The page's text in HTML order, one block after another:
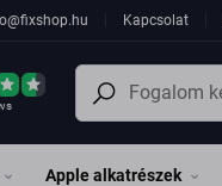
Kapcsolat
Apple alkatrészek